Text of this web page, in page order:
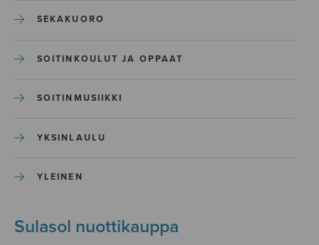
SEKAKUORO
SOITINKOULUT JA OPPAAT
SOITINMUSIIKKI
YKSINLAULU
YLEINEN
Sulasol nuottikauppa